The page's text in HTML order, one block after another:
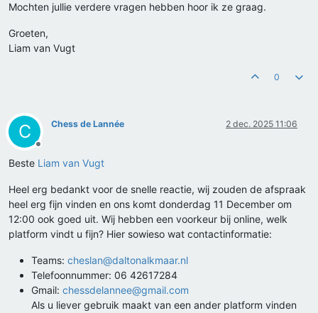
Mochten jullie verdere vragen hebben hoor ik ze graag.
Groeten,
Liam van Vugt
0
C
Offline
Chess de Lannée 2 dec. 2025 11:06
Beste Liam van Vugt
Heel erg bedankt voor de snelle reactie, wij zouden de afspraak
heel erg fijn vinden en ons komt donderdag 11 December om
12:00 ook goed uit. Wij hebben een voorkeur bij online, welk
platform vindt u fijn? Hier sowieso wat contactinformatie:
Teams: cheslan@daltonalkmaar.nl
Telefoonnummer: 06 42617284
Gmail: chessdelannee@gmail.com
Als u liever gebruik maakt van een ander platform vinden